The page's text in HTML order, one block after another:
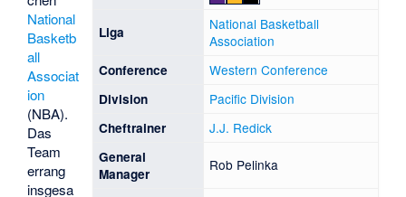
Liga
National Basketball
Association
Conference Western Conference
Division Pacific Division
Cheftrainer J.J. Redick
General
Manager
Rob Pelinka
National
Basketb
all
Associat
ion
(NBA).
Das
Team
errang
insgesa